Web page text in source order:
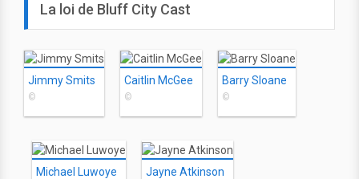
La loi de Bluff City Cast
Jimmy Smits
©
Caitlin McGee
©
Barry Sloane
©
Michael Luwoye Jayne Atkinson